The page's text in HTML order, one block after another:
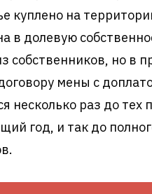
куплено на
в долевую
но в
мены с
несколько раз до тех
год, и так до